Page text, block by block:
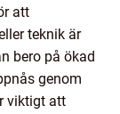
att
teknik är
bero på ökad
genom
viktigt att